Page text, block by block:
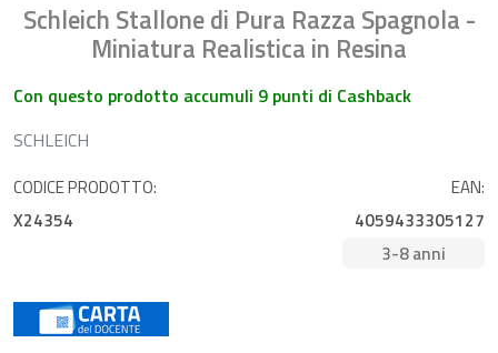
Schleich Stallone di Pura Razza Spagnola -
Miniatura Realistica in Resina
Con questo prodotto accumuli 9 punti di Cashback
SCHLEICH
CODICE PRODOTTO:
X24354
EAN:
4059433305127
3-8 anni